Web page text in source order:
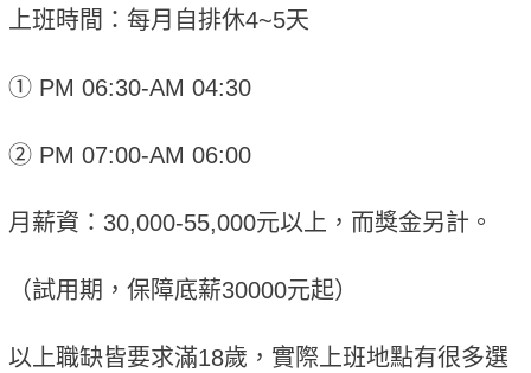
上班時間：每月自排休4~5天
① PM 06:30-AM 04:30
② PM 07:00-AM 06:00
月薪資：30,000-55,000元以上，而獎金另計。
（試用期，保障底薪30000元起）
以上職缺皆要求滿18歲，實際上班地點有很多選